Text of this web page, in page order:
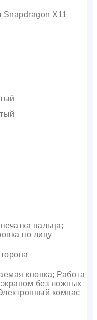
Snapdragon X11
пальца;
по лицу
кнопка; Работа
без ложных
компас